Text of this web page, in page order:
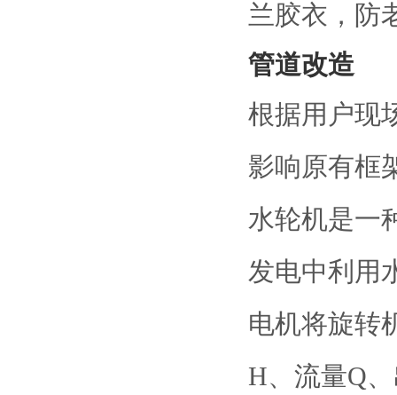
兰胶衣，防
管道改造
根据用户现
影响原有框
水轮机是一
发电中利用
电机将旋转
H、流量Q